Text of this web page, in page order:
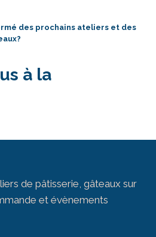
des prochains ateliers et des
à la
de pâtisserie, gâteaux sur
et évènements